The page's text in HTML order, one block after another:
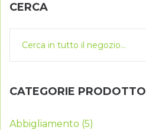
CERCA
CATEGORIE PRODOTTO
Abbigliamento (5)